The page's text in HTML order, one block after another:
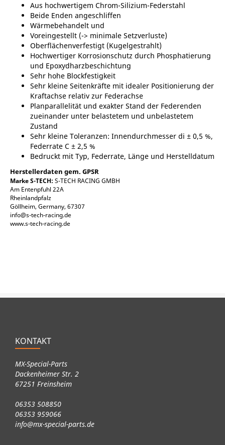
Aus hochwertigem Chrom-Silizium-Federstahl
Beide Enden angeschliffen
Wärmebehandelt und
Voreingestellt (-> minimale Setzverluste)
Oberflächenverfestigt (Kugelgestrahlt)
Hochwertiger Korrosionschutz durch Phosphatierung
und Epoxydharzbeschichtung
Sehr hohe Blockfestigkeit
Sehr kleine Seitenkräfte mit idealer Positionierung der
Kraftachse relativ zur Federachse
Planparallelität und exakter Stand der Federenden
zueinander unter belastetem und unbelastetem
Zustand
Sehr kleine Toleranzen: Innendurchmesser di ± 0,5 %,
Federrate C ± 2,5 %
Bedruckt mit Typ, Federrate, Länge und Herstelldatum
Herstellerdaten gem. GPSR
Marke S-TECH: S-TECH RACING GMBH
Am Entenpfuhl 22A
Rheinlandpfalz
Göllheim, Germany, 67307
info@s-tech-racing.de
www.s-tech-racing.de
KONTAKT
MX-Special-Parts
Dackenheimer Str. 2
67251 Freinsheim
06353 508850
06353 959066
info@mx-special-parts.de